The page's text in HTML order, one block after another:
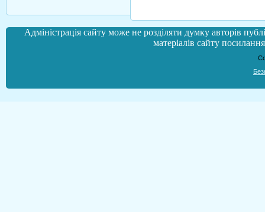
Адміністрація сайту може не розділяти думку авторів
матеріалів сайту